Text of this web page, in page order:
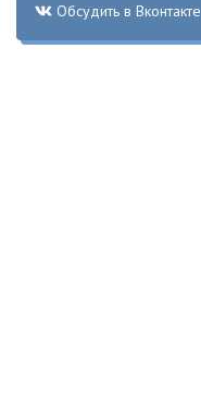
Обсудить в Вконтакте